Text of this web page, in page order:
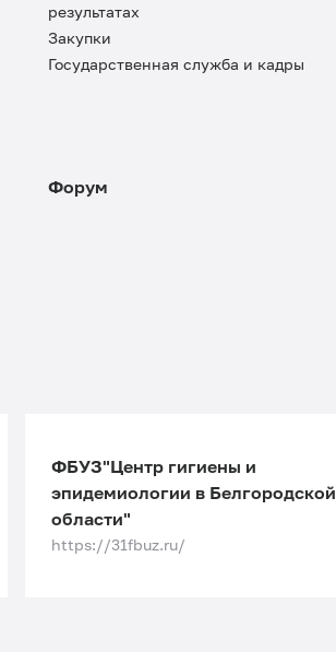
результатах
Закупки
Государственная служба и кадры
Форум
ФБУЗ"Центр гигиены и
эпидемиологии в Белгородской
области"
https://31fbuz.ru/